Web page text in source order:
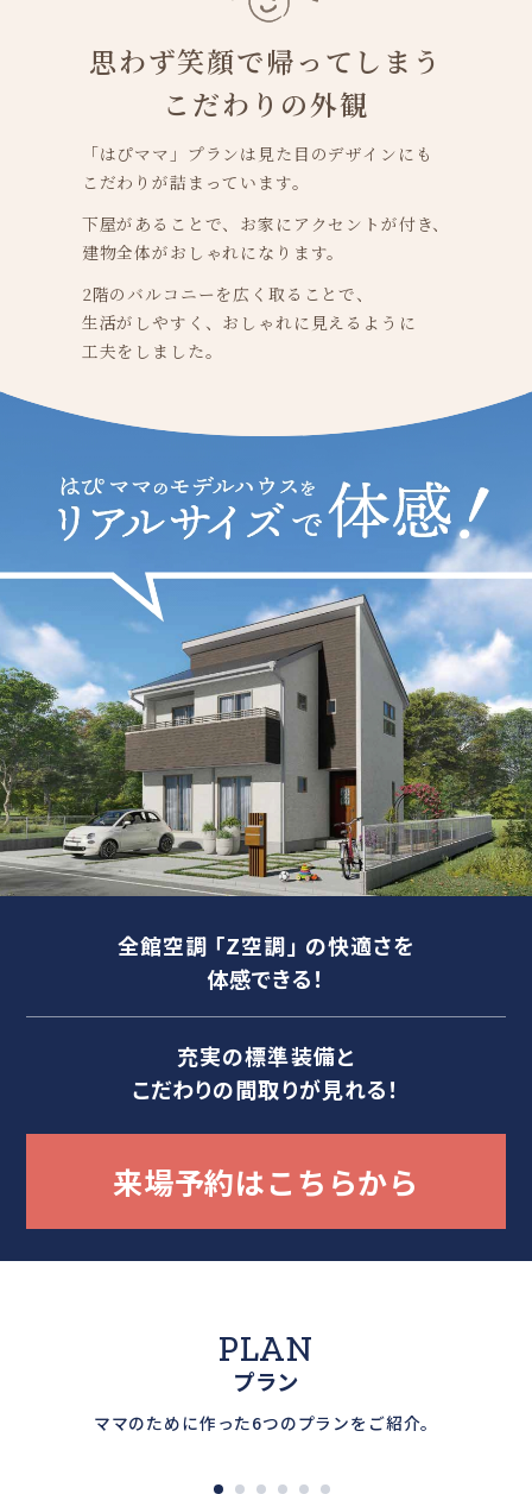
思わず笑顔で帰ってしまう
こだわりの外観
「はぴママ」プランは見た目のデザインにも
こだわりが詰まっています。
下屋があることで、お家にアクセントが付き、
建物全体がおしゃれになります。
2階のバルコニーを広く取ることで、
生活がしやすく、 おしゃれに見えるように
工夫をしました。
全館空調 ｢Z空調｣ の快適さを
体感できる！
充実の標準装備と
こだわりの間取りが見れる！
来場予約はこちらから
PLAN
プラン
ママのために作った6つのプランをご紹介。